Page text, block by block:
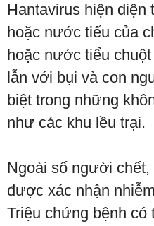
Hantavirus hiện diện
hoặc nước tiểu của
hoặc nước tiểu
lẫn với bụi và con
biệt trong những
như các khu lều trại.
Ngoài số người
được xác nhận
Triệu chứng bệnh có